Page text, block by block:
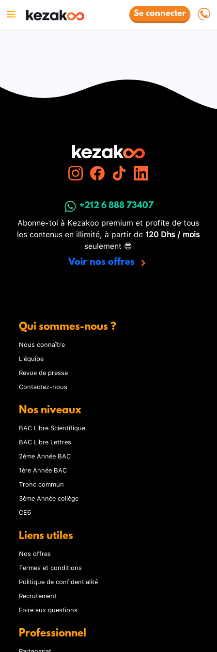
Se connecter
+212 6 888 73407
Abonne-toi à Kezakoo premium et profite de tous
les contenus en illimité, à partir de 120 Dhs / mois
seulement 😎
Voir nos offres
Qui sommes-nous ?
Nous connaître
L'équipe
Revue de presse
Contactez-nous
Nos niveaux
BAC Libre Scientifique
BAC Libre Lettres
2ème Année BAC
1ère Année BAC
Tronc commun
3ème Année collège
CE6
Liens utiles
Nos offres
Termes et conditions
Politique de confidentialité
Recrutement
Foire aux questions
Professionnel